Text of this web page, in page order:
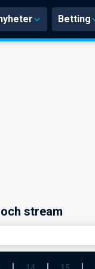
Betting
stream